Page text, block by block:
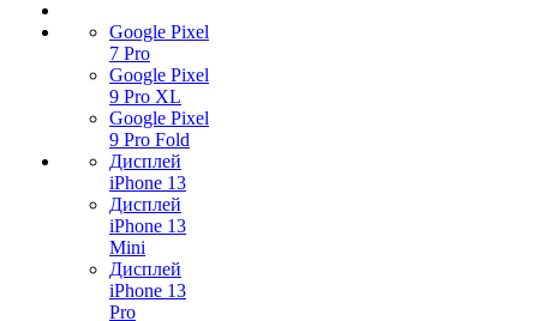
Google Pixel
7 Pro
Google Pixel
9 Pro XL
Google Pixel
9 Pro Fold
Дисплей
iPhone 13
Дисплей
iPhone 13
Mini
Дисплей
iPhone 13
Pro